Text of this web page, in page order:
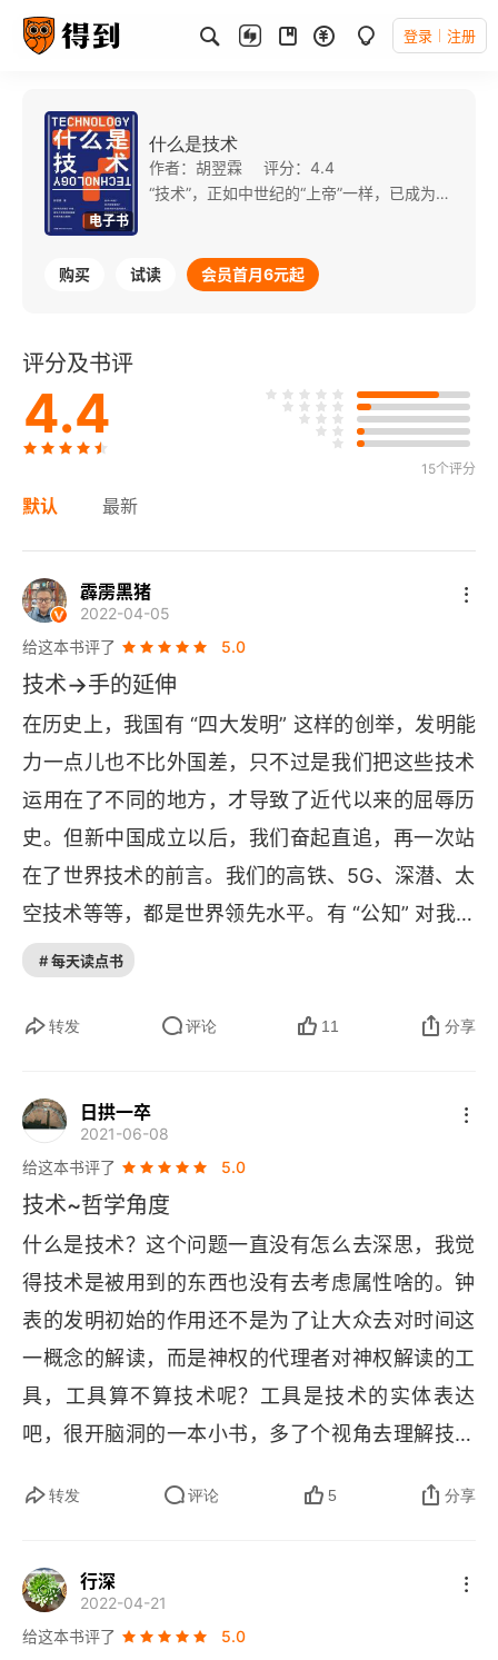
登录 注册
电子书
什么是技术
作者：胡翌霖
评分：4.4
“技术”，正如中世纪的“上帝”一样，已成为我们的“时代精神”。然而，这个占支配地位的“技术”究竟是什么？ 在作者看来，技术是媒介，是可学习的东西，不止体现于令人惊奇的事物，更体现于让事物变得寻常的力量。这是一部技术史与技术哲学交相辉映的书，可谓史中有哲、哲中有史。 本书从技术与科学、技术与现代、技术与未来等方面深刻剖析技术的含义，并特别开辟一章技术与中国，谈技术对我们生活、文化和经济的影响。此外，作者把技术史与进化史进行比较，得出了许多重要的结论。
购买 试读 会员首月6元起
评分及书评
4.4
15个评分
默认 最新
霹雳黑猪
2022-04-05
给这本书评了
5.0
技术→手的延伸
在历史上，我国有 “四大发明” 这样的创举，发明能
力一点儿也不比外国差，只不过是我们把这些技术
运用在了不同的地方，才导致了近代以来的屈辱历
史。但新中国成立以后，我们奋起直追，再一次站
在了世界技术的前言。我们的高铁、5G、深潜、太
空技术等等，都是世界领先水平。有 “公知” 对我国
的新技术成就视而不见，不断地大放厥词：“火箭发
产不出来！” 这曾经是事实，但我国生产不出笔尖
场太 “小” 了，一般钢企都不愿意耗费这个精力去搞
研究。后来，太原钢铁承接了这个任务，并于 201
6 年 9 月炼出第一锅合格的 “笔尖钢”，并且有很多
性能是优于国外的。很多时候，有些技术并不是我
们做不到人家那么好，而是不需要去做。西方人至
今也没有建立起超过蒙古帝国的骑兵队伍，但在近
代他们靠 “船坚炮利” 打败了大清帝国；柯达的胶卷
技术至今仍是世界最好的，但在数码时代，它的技
术再好也没用。所以，在技术上，另辟蹊径永远要
比亦步亦趋好。这是从技术角度对国家民族的认
识。对自己有了正确的认识，才能做出正确的选
# 每天读点书
转发 评论 11 分享
日拱一卒
2021-06-08
给这本书评了
5.0
技术~哲学角度
什么是技术？这个问题一直没有怎么去深思，我觉
得技术是被用到的东西也没有去考虑属性啥的。钟
表的发明初始的作用还不是为了让大众去对时间这
一概念的解读，而是神权的代理者对神权解读的工
具，工具算不算技术呢？工具是技术的实体表达
吧，很开脑洞的一本小书，多了个视角去理解技术
转发 评论 5 分享
行深
2022-04-21
给这本书评了
5.0